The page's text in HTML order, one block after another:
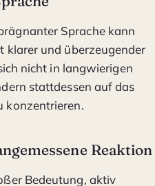
Sprache kann
klarer und überzeugender
nicht in langwierigen
stattdessen auf das
konzentrieren.
Reaktion
Bedeutung, aktiv